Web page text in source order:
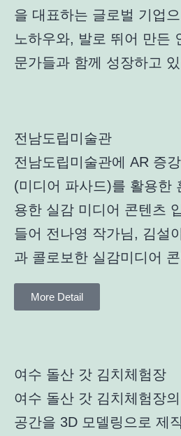
을 대표하는 글로벌 기업
노하우와, 발로 뛰어 만든
문가들과 함께 성장하고
전남도립미술관
전남도립미술관에 AR 증
(미디어 파사드)를 활용한
용한 실감 미디어 콘텐츠
들어 전나영 작가님, 김설
과 콜로보한 실감미디어 콘
More Detail
여수 돌산 갓 김치체험장
여수 돌산 갓 김치체험장
공간을 3D 모델링으로 제